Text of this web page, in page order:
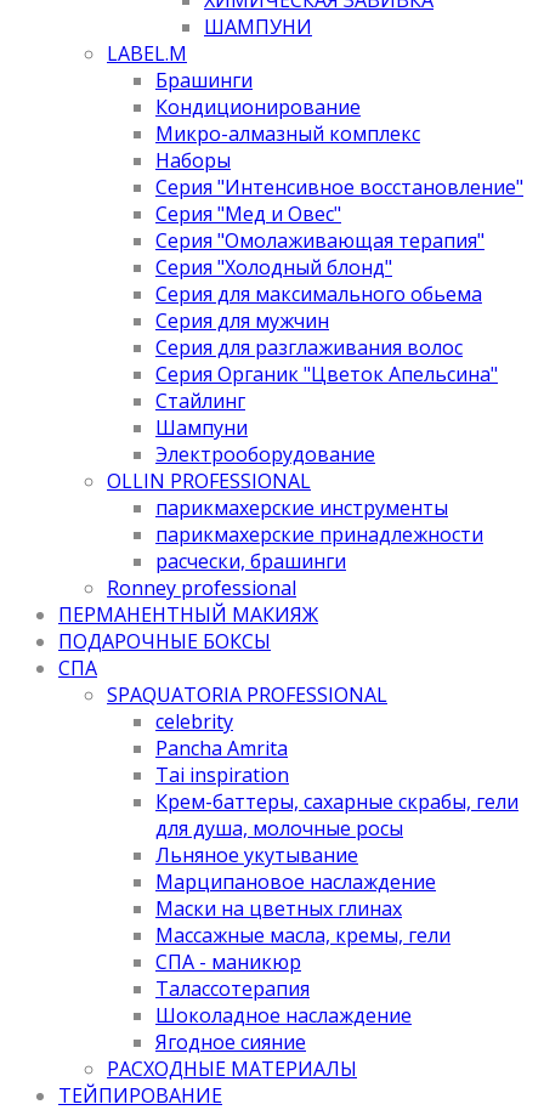
ШАМПУНИ
LABEL.M
Брашинги
Кондиционирование
Микро-алмазный комплекс
Наборы
Серия "Интенсивное восстановление"
Серия "Мед и Овес"
Серия "Омолаживающая терапия"
Серия "Холодный блонд"
Серия для максимального обьема
Серия для мужчин
Серия для разглаживания волос
Серия Органик "Цветок Апельсина"
Стайлинг
Шампуни
Электрооборудование
OLLIN PROFESSIONAL
парикмахерские инструменты
парикмахерские принадлежности
расчески, брашинги
Ronney professional
ПЕРМАНЕНТНЫЙ МАКИЯЖ
ПОДАРОЧНЫЕ БОКСЫ
СПА
SPAQUATORIA PROFESSIONAL
celebrity
Pancha Amrita
Tai inspiration
Крем-баттеры, сахарные скрабы, гели
для душа, молочные росы
Льняное укутывание
Марципановое наслаждение
Маски на цветных глинах
Массажные масла, кремы, гели
СПА - маникюр
Талассотерапия
Шоколадное наслаждение
Ягодное сияние
РАСХОДНЫЕ МАТЕРИАЛЫ
ТЕЙПИРОВАНИЕ